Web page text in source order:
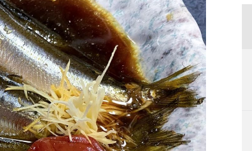
Политика
Экономика
Общество
Культура
Жизнь
Семья
Еда и напитки